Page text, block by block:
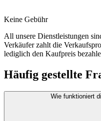
Keine Gebühr
All unsere Dienstleistungen
Verkäufer zahlt die
lediglich den Kaufpreis
Häufig gestellte
Wie funktioniert